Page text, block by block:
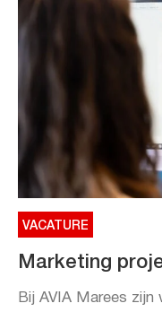
VACATURE
Marketing
Bij AVIA Marees